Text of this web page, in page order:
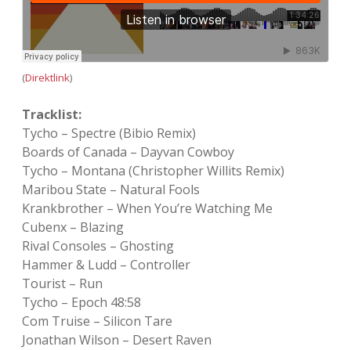
(Direktlink)
Tracklist:
Tycho – Spectre (Bibio Remix)
Boards of Canada – Dayvan Cowboy
Tycho – Montana (Christopher Willits Remix)
Maribou State – Natural Fools
Krankbrother – When You’re Watching Me
Cubenx – Blazing
Rival Consoles – Ghosting
Hammer & Ludd – Controller
Tourist – Run
Tycho – Epoch 48:58
Com Truise – Silicon Tare
Jonathan Wilson – Desert Raven